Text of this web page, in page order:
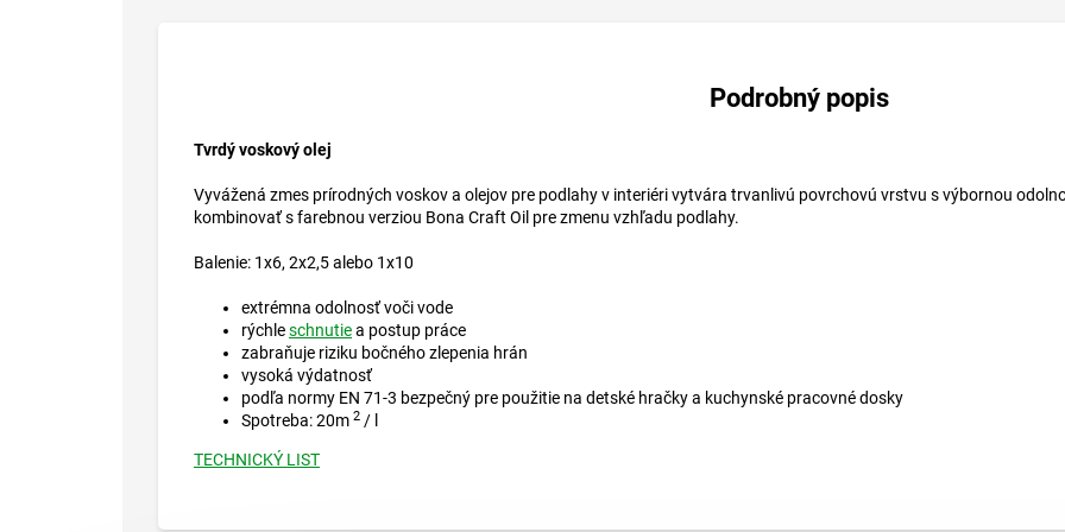
Podrobný popis
Tvrdý voskový olej
Vyvážená zmes prírodných voskov a olejov pre podlahy v interiéri vytvára trvanlivú povrchovú vrstvu s výbornou
kombinovať s farebnou verziou Bona Craft Oil pre zmenu vzhľadu podlahy.
Balenie: 1x6, 2x2,5 alebo 1x10
extrémna odolnosť voči vode
rýchleschnutiea postup práce
zabraňuje riziku bočného zlepenia hrán
vysoká výdatnosť
podľa normy EN 71-3 bezpečný pre použitie na detské hračky a kuchynské pracovné dosky
Spotreba: 20m 2 / l
TECHNICKÝ LIST